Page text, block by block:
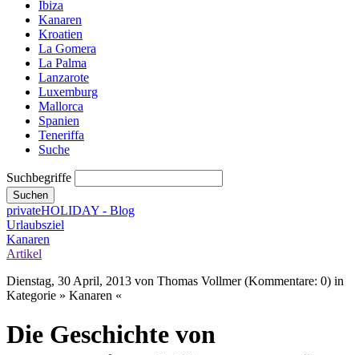
Ibiza
Kanaren
Kroatien
La Gomera
La Palma
Lanzarote
Luxemburg
Mallorca
Spanien
Teneriffa
Suche
Suchbegriffe
Suchen
privateHOLIDAY - Blog
Urlaubsziel
Kanaren
Artikel
Dienstag, 30 April, 2013 von Thomas Vollmer (Kommentare: 0) in
Kategorie » Kanaren «
Die Geschichte von